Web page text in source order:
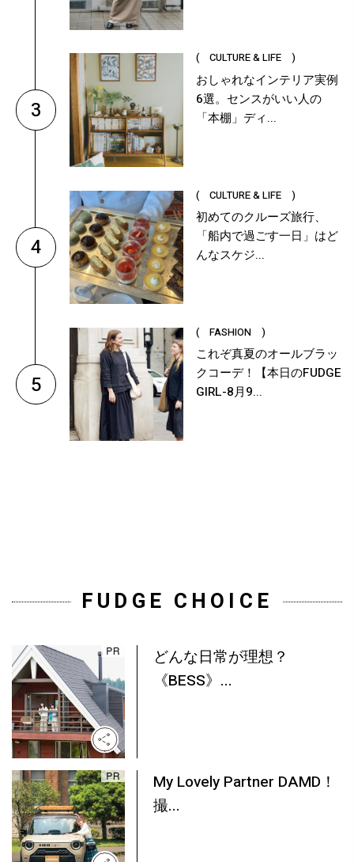
3
( CULTURE & LIFE )
おしゃれなインテリア実例
6選。センスがいい人の
「本棚」ディ...
4
( CULTURE & LIFE )
初めてのクルーズ旅行、
「船内で過ごす一日」はど
んなスケジ...
5
( FASHION )
これぞ真夏のオールブラッ
クコーデ！【本日のFUDGE
GIRL-8月9...
FUDGE CHOICE
どんな日常が理想？
《BESS》...
My Lovely Partner DAMD！
撮...